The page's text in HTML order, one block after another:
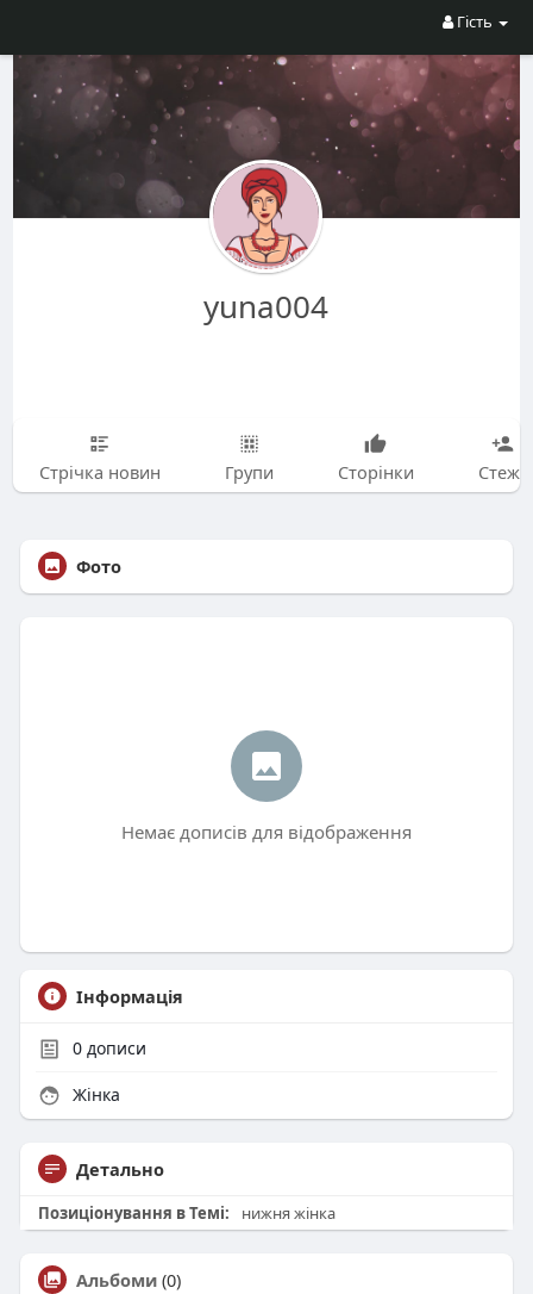
Гість
yuna004
Стрічка новин Групи Сторінки Стежу
Фото
Немає дописів для відображення
Інформація
0дописи
Жінка
Детально
Позиціонування в Темі: нижня жінка
Альбоми (0)